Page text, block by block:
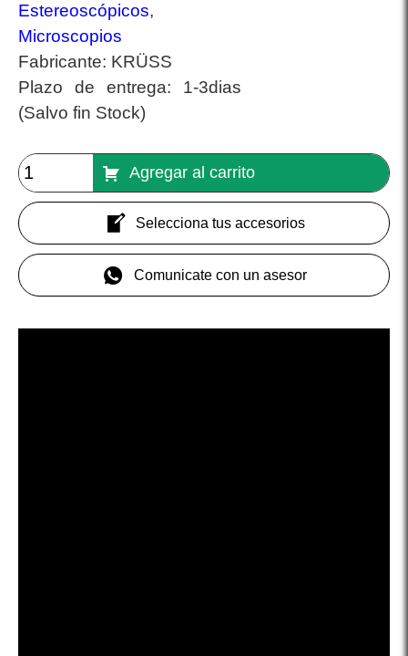
Estereoscópicos,
Microscopios
Fabricante: KRÜSS
Plazo de entrega: 1-3dias
(Salvo fin Stock)
Agregar al carrito
Selecciona tus accesorios
Comunicate con un asesor